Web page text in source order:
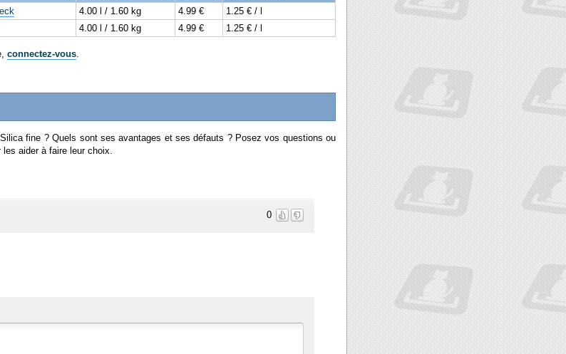
4.00 l / 1.60 kg 4.99 €
1.25 € / l
4.00 l / 1.60 kg 4.99 € 1.25 € / l
connectez-vous.
fine ? Quels sont ses avantages et ses défauts ? Posez vos questions ou
aider à faire leur choix.
0